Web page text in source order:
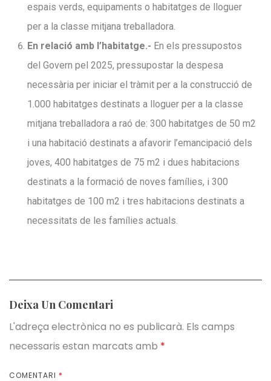
espais verds, equipaments o habitatges de lloguer
per a la classe mitjana treballadora.
En relació amb l’habitatge.- En els pressupostos
del Govern pel 2025, pressupostar la despesa
necessària per iniciar el tràmit per a la construcció de
1.000 habitatges destinats a lloguer per a la classe
mitjana treballadora a raó de: 300 habitatges de 50 m2
i una habitació destinats a afavorir l’emancipació dels
joves, 400 habitatges de 75 m2 i dues habitacions
destinats a la formació de noves famílies, i 300
habitatges de 100 m2 i tres habitacions destinats a
necessitats de les famílies actuals.
Deixa Un Comentari
L'adreça electrònica no es publicarà. Els camps
necessaris estan marcats amb *
COMENTARI *